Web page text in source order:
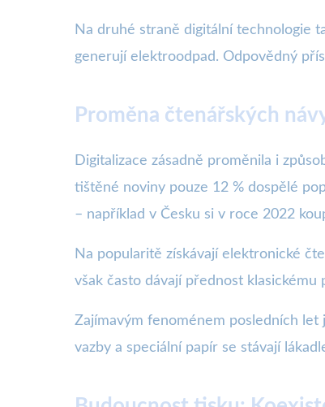
Na druhé straně digitální technologie
generují elektroodpad. Odpovědný
Proměna čtenářských
Digitalizace zásadně proměnila i
tištěné noviny pouze 12 % dospělé
– například v Česku si v roce 2022
Na popularitě získávají elektronické
však často dávají přednost
Zajímavým fenoménem posledních
vazby a speciální papír se stávají